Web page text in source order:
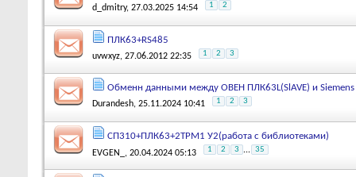
d_dmitry, 27.03.2025 14:54 1 2
ПЛК63+RS485
uvwxyz, 27.06.2012 22:35 1 2 3
Обменн данными между ОВЕН ПЛК63L(SlAVE) и
Durandesh, 25.11.2024 10:41 1 2 3
СП310+ПЛК63+2ТРМ1 У2(работа с библиотеками)
EVGEN_ , 20.04.2024 05:13 1 2 3 ... 35